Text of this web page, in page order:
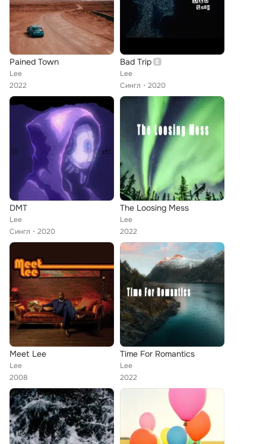
Pained Town
Lee
2022
Bad Trip
Lee
Сингл
2020
DMT
Lee
Сингл
2020
The Loosing Mess
Lee
2022
Meet Lee
Lee
2008
Time For Romantics
Lee
2022